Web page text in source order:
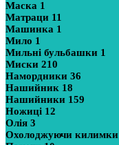
Маска 1
Матраци 11
Машинка 1
Мило 1
Мильні бульбашки 1
Миски 210
Намордники 36
Нашийник 18
Нашийники 159
Ножиці 12
Олія 3
Охолоджуючи килимки